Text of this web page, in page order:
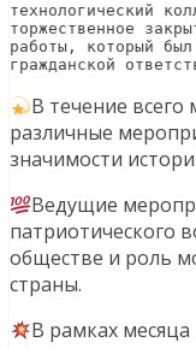
технологический
торжественное
работы, который
гражданской
В течение
различные
значимости
Ведущие
патриотического
обществе и роль
страны.
В рамках